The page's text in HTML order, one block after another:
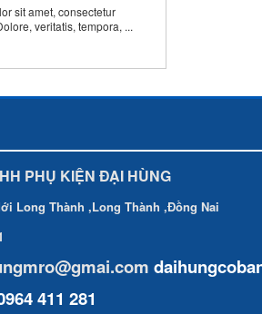
ipsum dolor sit amet,
adipisicing elit.
Dolore, veritatis, tempora, ...
sit amet, consectetur
veritatis, tempora, ...
PHỤ KIỆN ĐẠI HÙNG
Long Thành ,Long Thành ,Đồng Nai
411 281